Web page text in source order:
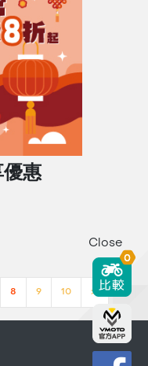
惠
8 9 10 >>
Close
0